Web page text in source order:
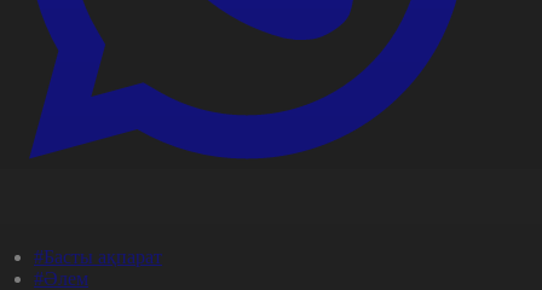
#Басты ақпарат
#Әлем